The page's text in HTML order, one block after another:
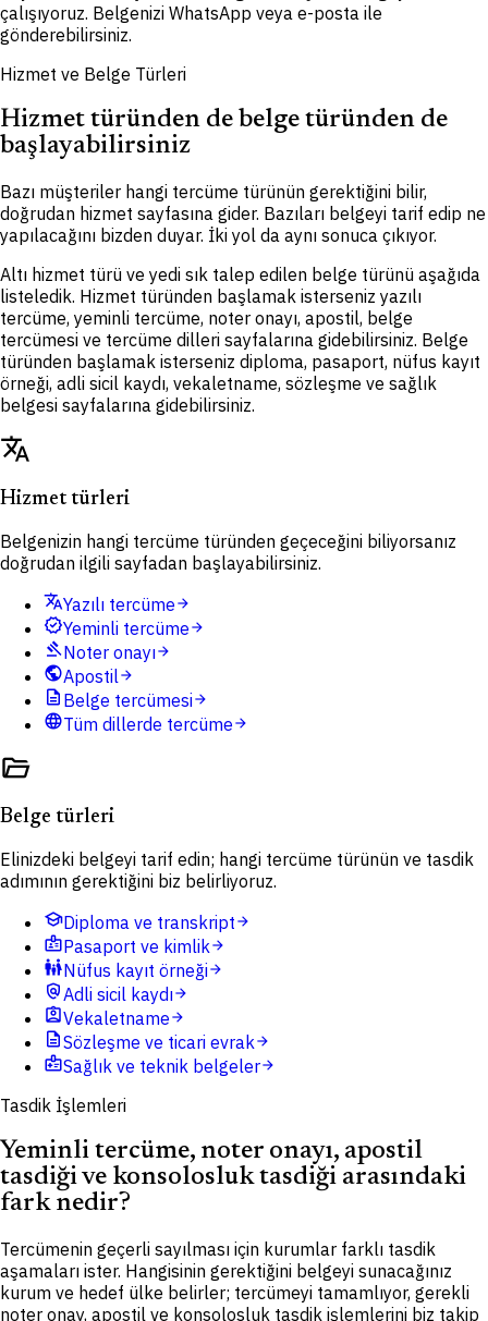
çalışıyoruz. Belgenizi WhatsApp veya e-posta ile
gönderebilirsiniz.
Hizmet ve Belge Türleri
Hizmet türünden de belge türünden de
başlayabilirsiniz
Bazı müşteriler hangi tercüme türünün gerektiğini bilir,
doğrudan hizmet sayfasına gider. Bazıları belgeyi tarif edip ne
yapılacağını bizden duyar. İki yol da aynı sonuca çıkıyor.
Altı hizmet türü ve yedi sık talep edilen belge türünü aşağıda
listeledik. Hizmet türünden başlamak isterseniz yazılı
tercüme, yeminli tercüme, noter onayı, apostil, belge
tercümesi ve tercüme dilleri sayfalarına gidebilirsiniz. Belge
türünden başlamak isterseniz diploma, pasaport, nüfus kayıt
örneği, adli sicil kaydı, vekaletname, sözleşme ve sağlık
belgesi sayfalarına gidebilirsiniz.
translate
Hizmet türleri
Belgenizin hangi tercüme türünden geçeceğini biliyorsanız
doğrudan ilgili sayfadan başlayabilirsiniz.
translateYazılı tercümearrow_forward
verifiedYeminli tercümearrow_forward
gavelNoter onayıarrow_forward
publicApostilarrow_forward
description Belge tercümesiarrow_forward
languageTüm dillerde tercümearrow_forward
folder_open
Belge türleri
Elinizdeki belgeyi tarif edin; hangi tercüme türünün ve tasdik
adımının gerektiğini biz belirliyoruz.
schoolDiploma ve transkriptarrow_forward
badgePasaport ve kimlikarrow_forward
family_restroomNüfus kayıt örneğiarrow_forward
policyAdli sicil kaydıarrow_forward
assignment_indVekaletnamearrow_forward
descriptionSözleşme ve ticari evrakarrow_forward
medical_informationSağlık ve teknik belgelerarrow_forward
Tasdik İşlemleri
Yeminli tercüme, noter onayı, apostil
tasdiği ve konsolosluk tasdiği arasındaki
fark nedir?
Tercümenin geçerli sayılması için kurumlar farklı tasdik
aşamaları ister. Hangisinin gerektiğini belgeyi sunacağınız
kurum ve hedef ülke belirler; tercümeyi tamamlıyor, gerekli
noter onay, apostil ve konsolosluk tasdik işlemlerini biz takip